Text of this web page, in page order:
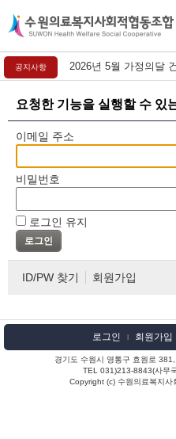
공지사항 2026년 5월 가정의달
요청한 기능을 실행할 수 있
이메일 주소
비밀번호
로그인 유지
ID/PW 찾기 회원가입
로그인 l 회원가입
경기도 수원시 영통구 효원로
TEL 031)213-8843(사무
Copyright (c) 수원의료복지사